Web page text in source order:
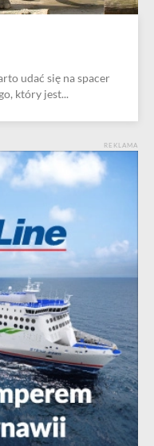
udać się na spacer
który jest...
REKLAMA